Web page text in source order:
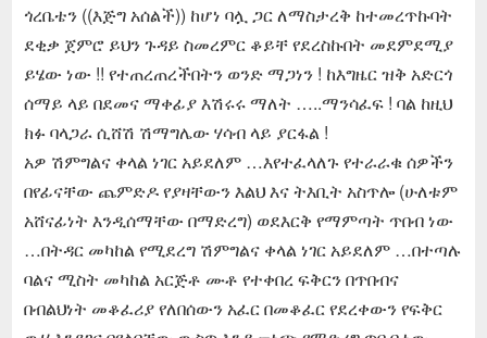
ጎረቤቴን ((እጅግ አሰልች)) ከሆነ ባሏ ጋር ለማስታረቅ ከተመረጥኩባት
ደቂቃ ጀምሮ ይህን ጉዳይ ስመረምር ቆይቸ የደረስኩበት መደምደሚያ
ይሄው ነው !! የተጠረጠረችበትን ወንድ ማጋነን ! ከእግዜር ዝቅ አድርጎ
ሰማይ ላይ በደመና ማቀፊያ እሽሩሩ ማለት …..ማንሳፈፍ ! ባል ከዚህ
ክፉ ባላጋራ ሲሸሽ ሽማግሌው ሃሳብ ላይ ያርፋል !
አዎ ሽምግልና ቀላል ነገር አይደለም …እየተፈላለጉ የተራራቁ ሰዎችን
በየፊናቸው ጨምድዶ የያዛቸውን እልህ እና ትእቢት አስጥሎ (ሁለቱም
አሸናፊነት እንዲሰማቸው በማድረግ) ወደእርቅ የማምጣት ጥበብ ነው
…በትዳር መካከል የሚደረግ ሽምግልና ቀላል ነገር አይደለም …በተጣሉ
ባልና ሚስት መካከል አርጅቶ ሙቶ የተቀበረ ፍቅርን በጥበብና
በብልህነት መቆፈሪያ የለበሰውን አፈር በመቆፈር የደረቀውን የፍቅር